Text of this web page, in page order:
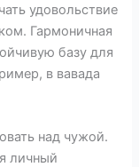
удовольствие
Гармоничная
базу для
в вавада
над чужой.
личный